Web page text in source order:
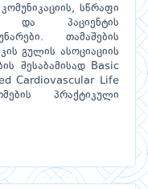
სწრაფი
და პაციენტის
თამაშების
გულის ასოციაციის
შესაბამისად Basic
Cardiovascular Life
პრაქტიკული